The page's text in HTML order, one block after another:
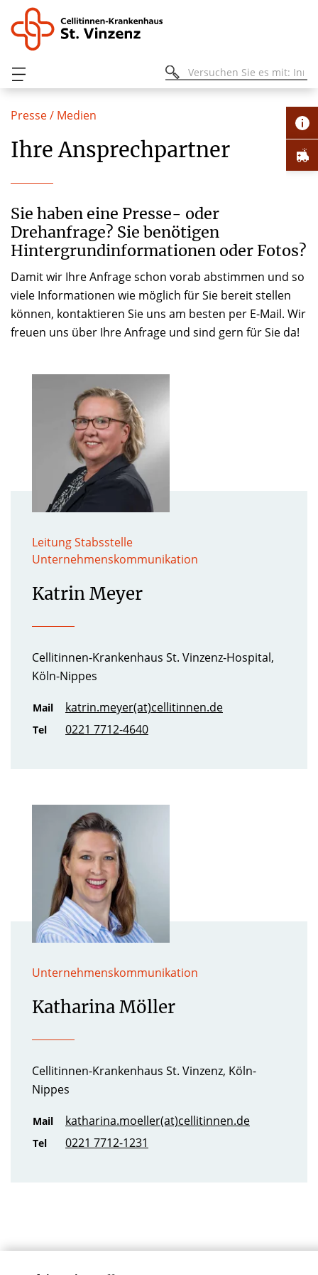
Presse / Medien
Ihre Ansprechpartner
Sie haben eine Presse- oder
Drehanfrage? Sie benötigen
Hintergrundinformationen oder Fotos?
Damit wir Ihre Anfrage schon vorab abstimmen und so
viele Informationen wie möglich für Sie bereit stellen
können, kontaktieren Sie uns am besten per E-Mail. Wir
freuen uns über Ihre Anfrage und sind gern für Sie da!
Leitung Stabsstelle
Unternehmenskommunikation
Katrin Meyer
Cellitinnen-Krankenhaus St. Vinzenz-Hospital,
Köln-Nippes
Mail katrin.meyer(at)cellitinnen.de
Tel 0221 7712-4640
Unternehmenskommunikation
Katharina Möller
Cellitinnen-Krankenhaus St. Vinzenz, Köln-
Nippes
Mail katharina.moeller(at)cellitinnen.de
Tel 0221 7712-1231